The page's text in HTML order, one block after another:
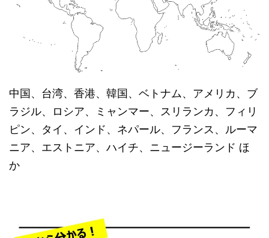
中国、台湾、香港、韓国、ベトナム、アメリカ、ブ
ラジル、ロシア、ミャンマー、スリランカ、フィリ
ピン、タイ、インド、ネパール、フランス、ルーマ
ニア、エストニア、ハイチ、ニュージーランド ほ
か